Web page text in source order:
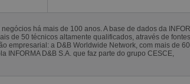
há mais de 100 anos. A base de dados da
de 50 técnicos altamente qualificados, através de fontes
empresarial: a D&B Worldwide Network, com mais de
INFORMA D&B S.A. que faz parte do grupo CESCE,